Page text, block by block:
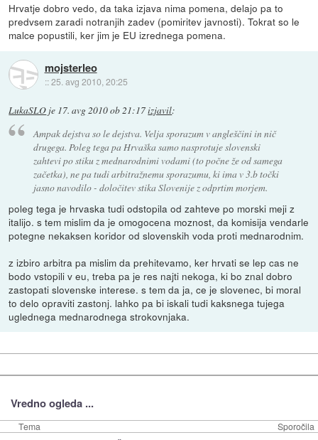
Hrvatje dobro vedo, da taka izjava nima pomena, delajo pa to
predvsem zaradi notranjih zadev (pomiritev javnosti). Tokrat so le
malce popustili, ker jim je EU izrednega pomena.
mojsterleo
::25. avg 2010, 20:25
LukaSLO je 17. avg 2010 ob 21:17izjavil:
Ampak dejstva so le dejstva. Velja sporazum v angleščini in nič
drugega. Poleg tega pa Hrvaška samo nasprotuje slovenski
zahtevi po stiku z mednarodnimi vodami (to počne že od samega
začetka), ne pa tudi arbitražnemu sporazumu, ki ima v 3.b točki
jasno navodilo - določitev stika Slovenije z odprtim morjem.
poleg tega je hrvaska tudi odstopila od zahteve po morski meji z
italijo. s tem mislim da je omogocena moznost, da komisija vendarle
potegne nekaksen koridor od slovenskih voda proti mednarodnim.
z izbiro arbitra pa mislim da prehitevamo, ker hrvati se lep cas ne
bodo vstopili v eu, treba pa je res najti nekoga, ki bo znal dobro
zastopati slovenske interese. s tem da ja, ce je slovenec, bi moral
to delo opraviti zastonj. lahko pa bi iskali tudi kaksnega tujega
uglednega mednarodnega strokovnjaka.
Vredno ogleda ...
Tema Sporočila